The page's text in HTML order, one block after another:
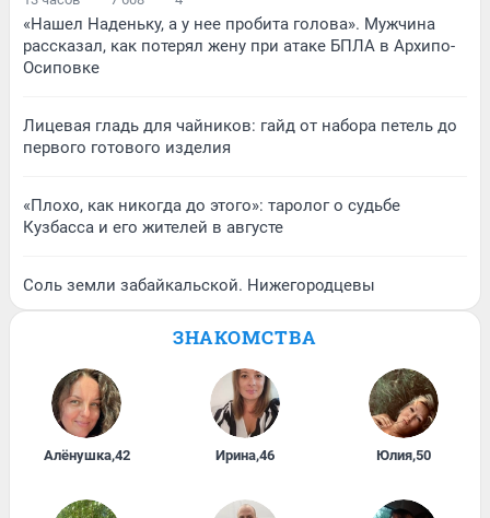
«Нашел Наденьку, а у нее пробита голова». Мужчина
рассказал, как потерял жену при атаке БПЛА в Архипо-
Осиповке
Лицевая гладь для чайников: гайд от набора петель до
первого готового изделия
«Плохо, как никогда до этого»: таролог о судьбе
Кузбасса и его жителей в августе
Соль земли забайкальской. Нижегородцевы
ЗНАКОМСТВА
Алёнушка,42 Ирина,46 Юлия,50